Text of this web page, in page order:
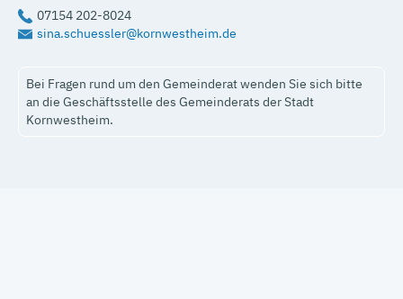
sina.schuessler@kornwestheim.de
07154 202-8024
Bei Fragen rund um den Gemeinderat wenden Sie sich bitte
an die Geschäftsstelle des Gemeinderats der Stadt
Kornwestheim.